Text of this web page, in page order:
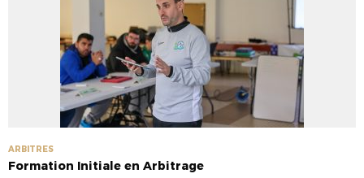
ARBITRES
Formation Initiale en Arbitrage